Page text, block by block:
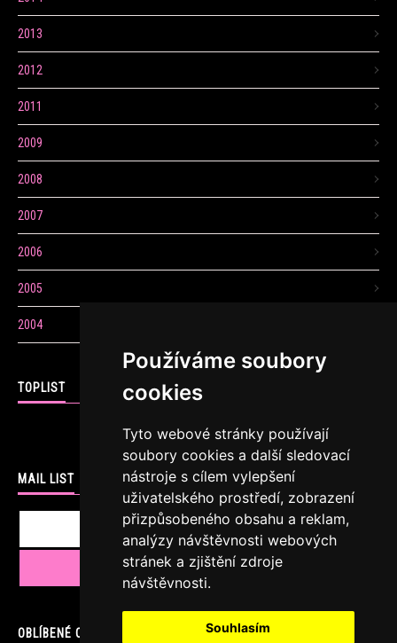
Používáme soubory
cookies
Tyto webové stránky používají
soubory cookies a další sledovací
nástroje s cílem vylepšení
uživatelského prostředí, zobrazení
přizpůsobeného obsahu a reklam,
analýzy návštěvnosti webových
stránek a zjištění zdroje
návštěvnosti.
Souhlasím
2013
2012
2011
2009
2008
2007
2006
2005
2004
TOPLIST
MAIL LIST
OBLÍBENÉ ODKAZY